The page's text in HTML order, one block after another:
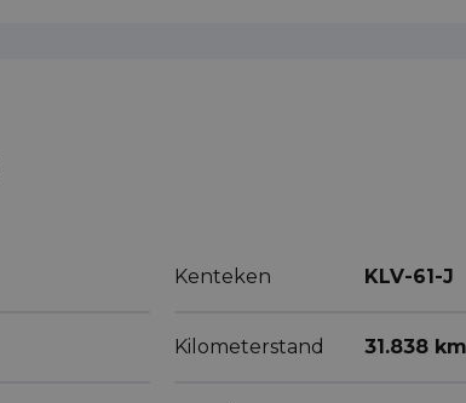
Kenteken KLV-61-J
Kilometerstand 31.838 km